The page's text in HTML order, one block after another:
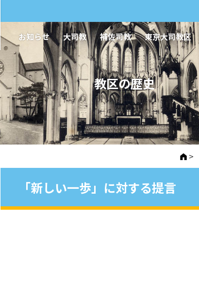
お知らせ 大司教 補佐司教 東京大司教区
教区の歴史
>
「新しい一歩」に対する提言